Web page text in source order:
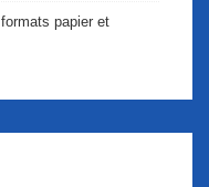
formats papier et